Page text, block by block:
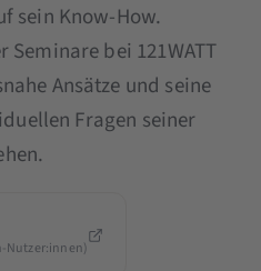
sein Know-How.
bei 121WATT
Ansätze und seine
Fragen seiner
Nutzer:innen)